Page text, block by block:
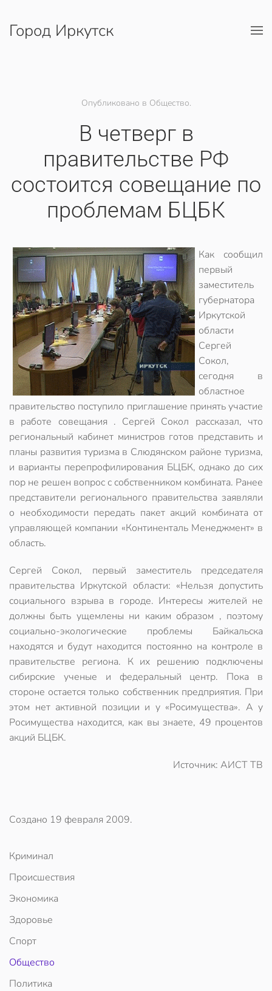
Перейти к содержимому
Город Иркутск
Опубликовано в Общество.
В четверг в
правительстве РФ
состоится совещание по
проблемам БЦБК
Как сообщил
первый
заместитель
губернатора
Иркутской
области
Сергей
Сокол,
сегодня в
областное
правительство поступило приглашение принять участие
в работе совещания . Сергей Сокол рассказал, что
региональный кабинет министров готов представить и
планы развития туризма в Слюдянском районе туризма,
и варианты перепрофилирования БЦБК, однако до сих
пор не решен вопрос с собственником комбината. Ранее
представители регионального правительства заявляли
о необходимости передать пакет акций комбината от
управляющей компании «Континенталь Менеджмент» в
область.
Cергей Сокол, первый заместитель председателя
правительства Иркутской области: «Нельзя допустить
социального взрыва в городе. Интересы жителей не
должны быть ущемлены ни каким образом , поэтому
социально-экологические проблемы Байкальска
находятся и будут находится постоянно на контроле в
правительстве региона. К их решению подключены
сибирские ученые и федеральный центр. Пока в
стороне остается только собственник предприятия. При
этом нет активной позиции и у «Росимущества». А у
Росимущества находится, как вы знаете, 49 процентов
акций БЦБК.
Источник: АИСТ ТВ
Создано 19 февраля 2009.
Криминал
Происшествия
Экономика
Здоровье
Спорт
Общество
Политика